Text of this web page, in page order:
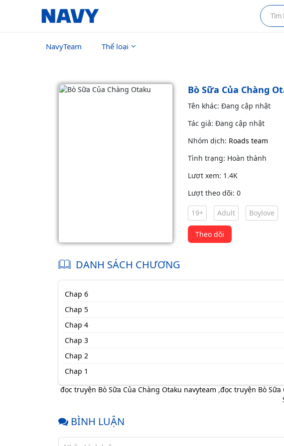
NavyTeam Thể loại
Bò Sữa Của Chàng
Tên khác: Đang cập nhật
Tác giả: Đang cập nhật
Nhóm dịch: Roads team
Tình trạng: Hoàn thành
Lượt xem: 1.4K
Lượt theo dõi: 0
19+ Adult Boylove
Theo dõi
DANH SÁCH CHƯƠNG
Chap 6
Chap 5
Chap 4
Chap 3
Chap 2
Chap 1
đọc truyện Bò Sữa Của Chàng Otaku navyteam ,đọc truyện Bò
BÌNH LUẬN